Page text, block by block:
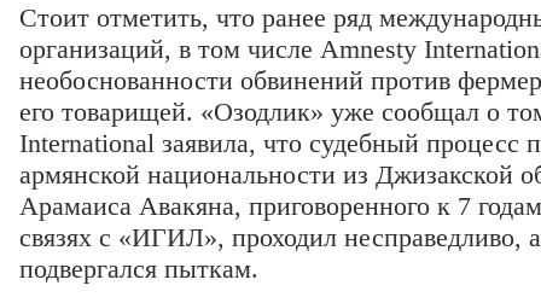
Стоит отметить, что ранее ряд
организаций, в том числе Amnesty
необоснованности обвинений против
его товарищей. «Озодлик» уже сообщал о
International заявила, что судебный процесс
армянской национальности из Джизакской
Арамаиса Авакяна, приговоренного к 7
связях с «ИГИЛ», проходил несправедливо,
подвергался пыткам.